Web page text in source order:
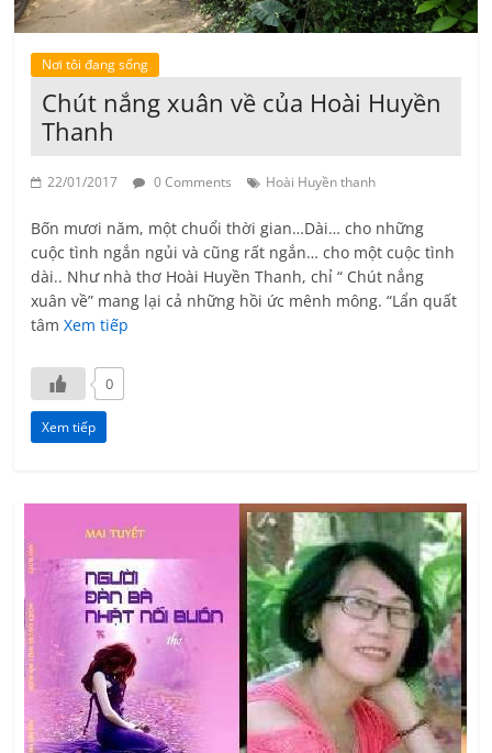
Nơi tôi đang sống
Chút nắng xuân về của Hoài Huyền
Thanh
22/01/2017 0 Comments Hoài Huyền thanh
Bốn mươi năm, một chuổi thời gian…Dài… cho những
cuộc tình ngắn ngủi và cũng rất ngắn… cho một cuộc tình
dài.. Như nhà thơ Hoài Huyền Thanh, chỉ “ Chút nắng
xuân về” mang lại cả những hồi ức mênh mông. “Lẩn quất
tâmXem tiếp
0
Xem tiếp